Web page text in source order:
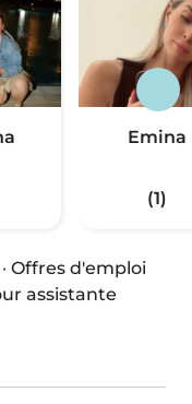
Emina
(1)
· Offres d'emploi
assistante